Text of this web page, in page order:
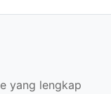
yang lengkap